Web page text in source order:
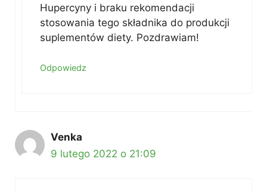
Hupercyny i braku rekomendacji
stosowania tego składnika do produkcji
suplementów diety. Pozdrawiam!
Odpowiedz
Venka
9 lutego 2022 o 21:09